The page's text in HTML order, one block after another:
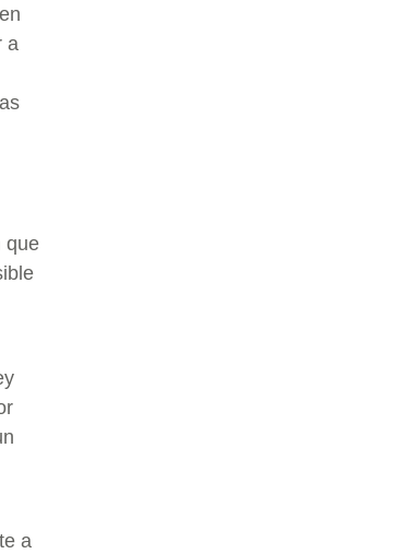
a
que
a